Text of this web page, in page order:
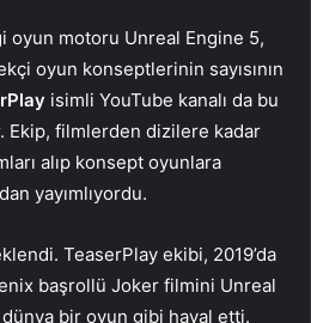
oyun motoru Unreal Engine 5,
oyun konseptlerinin sayısının
isimli YouTube kanalı da bu
Ekip, filmlerden dizilere kadar
alıp konsept oyunlara
yayımlıyordu.
TeaserPlay ekibi, 2019’da
başrollü Joker filmini Unreal
bir oyun gibi hayal etti.